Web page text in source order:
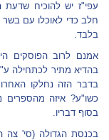
עפי"ז יש להוכיח
חלב כדי לאוכלו עם
בלבד.
אמנם לרוב הפוסקים
בהדיא מתיר לכתחילה
בדבר הזה נחלקו
כשו"ע? איזה מהספרים
בסוף דבריו.
בכנסת הגדולה (סי'